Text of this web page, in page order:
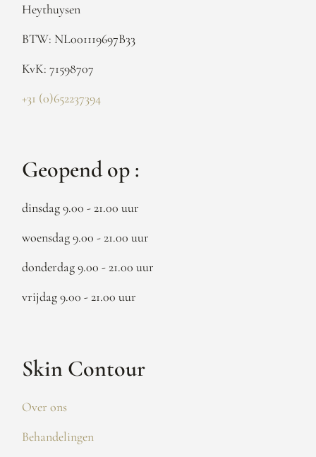
Heythuysen
BTW: NL001119697B33
KvK: 71598707
+31 (0)652237394
Geopend op :
dinsdag 9.00 - 21.00 uur
woensdag 9.00 - 21.00 uur
donderdag 9.00 - 21.00 uur
vrijdag 9.00 - 21.00 uur
Skin Contour
Over ons
Behandelingen